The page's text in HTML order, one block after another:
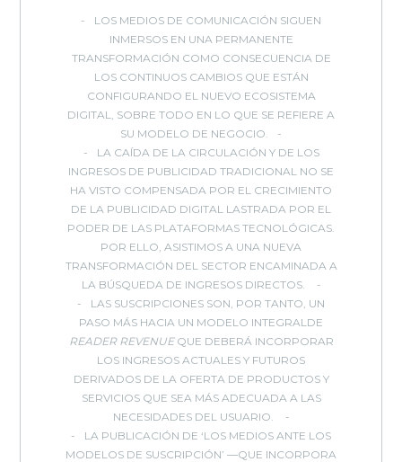
LOS MEDIOS DE COMUNICACIÓN SIGUEN
INMERSOS EN UNA PERMANENTE
TRANSFORMACIÓN COMO CONSECUENCIA DE
LOS CONTINUOS CAMBIOS QUE ESTÁN
CONFIGURANDO EL NUEVO ECOSISTEMA
DIGITAL, SOBRE TODO EN LO QUE SE REFIERE A
SU MODELO DE NEGOCIO.
LA CAÍDA DE LA CIRCULACIÓN Y DE LOS
INGRESOS DE PUBLICIDAD TRADICIONAL NO SE
HA VISTO COMPENSADA POR EL CRECIMIENTO
DE LA PUBLICIDAD DIGITAL LASTRADA POR EL
PODER DE LAS PLATAFORMAS TECNOLÓGICAS.
POR ELLO, ASISTIMOS A UNA NUEVA
TRANSFORMACIÓN DEL SECTOR ENCAMINADA A
LA BÚSQUEDA DE INGRESOS DIRECTOS.
LAS SUSCRIPCIONES SON, POR TANTO, UN
PASO MÁS HACIA UN MODELO INTEGRALDE
READER REVENUE QUE DEBERÁ INCORPORAR
LOS INGRESOS ACTUALES Y FUTUROS
DERIVADOS DE LA OFERTA DE PRODUCTOS Y
SERVICIOS QUE SEA MÁS ADECUADA A LAS
NECESIDADES DEL USUARIO.
LA PUBLICACIÓN DE ‘LOS MEDIOS ANTE LOS
MODELOS DE SUSCRIPCIÓN’ —QUE INCORPORA